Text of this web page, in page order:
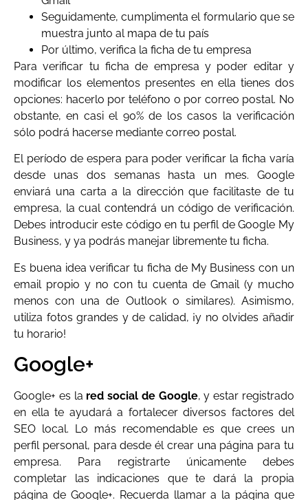
Seguidamente, cumplimenta el formulario que se
muestra junto al mapa de tu país
Por último, verifica la ficha de tu empresa
Para verificar tu ficha de empresa y poder editar y
modificar los elementos presentes en ella tienes dos
opciones: hacerlo por teléfono o por correo postal. No
obstante, en casi el 90% de los casos la verificación
sólo podrá hacerse mediante correo postal.
El período de espera para poder verificar la ficha varía
desde unas dos semanas hasta un mes. Google
enviará una carta a la dirección que facilitaste de tu
empresa, la cual contendrá un código de verificación.
Debes introducir este código en tu perfil de Google My
Business, y ya podrás manejar libremente tu ficha.
Es buena idea verificar tu ficha de My Business con un
email propio y no con tu cuenta de Gmail (y mucho
menos con una de Outlook o similares). Asimismo,
utiliza fotos grandes y de calidad, ¡y no olvides añadir
tu horario!
Google+
Google+ es la red social de Google, y estar registrado
en ella te ayudará a fortalecer diversos factores del
SEO local. Lo más recomendable es que crees un
perfil personal, para desde él crear una página para tu
empresa. Para registrarte únicamente debes
completar las indicaciones que te dará la propia
página de Google+. Recuerda llamar a la página que